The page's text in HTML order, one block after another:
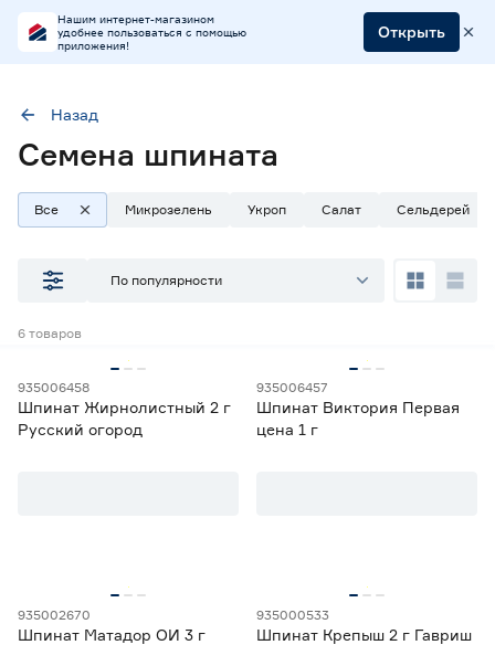
Нашим интернет-магазином
удобнее пользоваться с помощью
приложения!
Открыть
КультураШпинат
Наличие в магазинах
ул. Селезнева, 4
ул. им. Данилы Волкореза, 2
Тип
от до
Назад
Семена шпината
Все Микрозелень Укроп Салат Сельдерей
По популярности
6 товаров
935006458
Шпинат Жирнолистный 2 г
Русский огород
935006457
Шпинат Виктория Первая
цена 1 г
935002670
Шпинат Матадор ОИ 3 г
935000533
Шпинат Крепыш 2 г Гавриш